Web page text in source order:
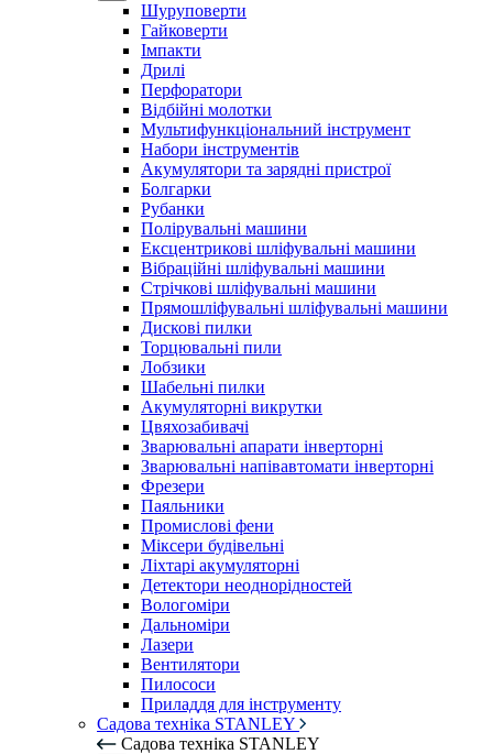
Шуруповерти
Гайковерти
Імпакти
Дрилі
Перфоратори
Відбійні молотки
Мультифункціональний інструмент
Набори інструментів
Акумулятори та зарядні пристрої
Болгарки
Рубанки
Полірувальні машини
Ексцентрикові шліфувальні машини
Вібраційні шліфувальні машини
Стрічкові шліфувальні машини
Прямошліфувальні шліфувальні машини
Дискові пилки
Торцювальні пили
Лобзики
Шабельні пилки
Акумуляторні викрутки
Цвяхозабивачі
Зварювальні апарати інверторні
Зварювальні напівавтомати інверторні
Фрезери
Паяльники
Промислові фени
Міксери будівельні
Ліхтарі акумуляторні
Детектори неоднорідностей
Вологоміри
Дальноміри
Лазери
Вентилятори
Пилососи
Приладдя для інструменту
Садова техніка STANLEY
Садова техніка STANLEY